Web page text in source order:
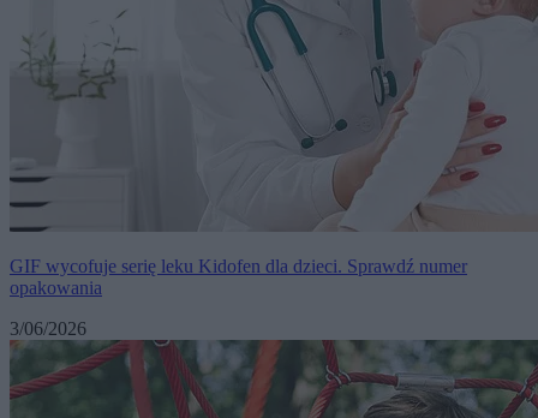
GIF wycofuje serię leku Kidofen dla dzieci. Sprawdź numer
opakowania
3/06/2026